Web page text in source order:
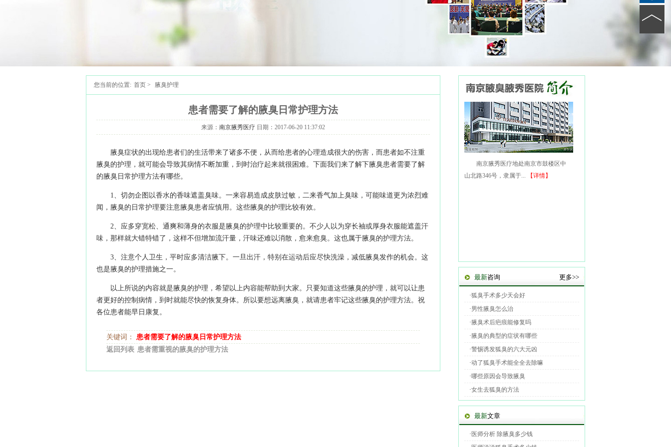
您当前的位置: 首页 > 腋臭护理
患者需要了解的腋臭日常护理方法
来源： 南京腋秀医疗 日期：2017-06-20 11:37:02
腋臭症状的出现给患者们的生活带来了诸多不便，从而给患者的心理造成很大的伤害，而患者如不注重
腋臭的护理，就可能会导致其病情不断加重，到时治疗起来就很困难。下面我们来了解下腋臭患者需要了解
的腋臭日常护理方法有哪些。
1、切勿企图以香水的香味遮盖臭味。一来容易造成皮肤过敏，二来香气加上臭味，可能味道更为浓烈难
闻，腋臭的日常护理要注意腋臭患者应慎用。这些腋臭的护理比较有效。
2、应多穿宽松、通爽和薄身的衣服是腋臭的护理中比较重要的。不少人以为穿长袖或厚身衣服能遮盖汗
味，那样就大错特错了，这样不但增加流汗量，汗味还难以消散，愈来愈臭。这也属于腋臭的护理方法。
3、注意个人卫生，平时应多清洁腋下。一旦出汗，特别在运动后应尽快洗澡，减低腋臭发作的机会。这
也是腋臭的护理措施之一。
以上所说的内容就是腋臭的护理，希望以上内容能帮助到大家。只要知道这些腋臭的护理，就可以让患
者更好的控制病情，到时就能尽快的恢复身体。所以要想远离腋臭，就请患者牢记这些腋臭的护理方法。祝
各位患者能早日康复。
关键词： 患者需要了解的腋臭日常护理方法
返回列表 患者需重视的腋臭的护理方法
南京腋秀医疗地处南京市鼓楼区中
山北路346号，隶属于...
【详情】
更多>>
最新咨询
·狐臭手术多少天会好
·男性腋臭怎么治
· 腋臭术后疤痕能修复吗
· 腋臭的典型的症状有哪些
·警惕诱发狐臭的六大元凶
·动了狐臭手术能全全去除嘛
·哪些原因会导致腋臭
·女生去狐臭的方法
最新文章
· 医师分析 除腋臭多少钱